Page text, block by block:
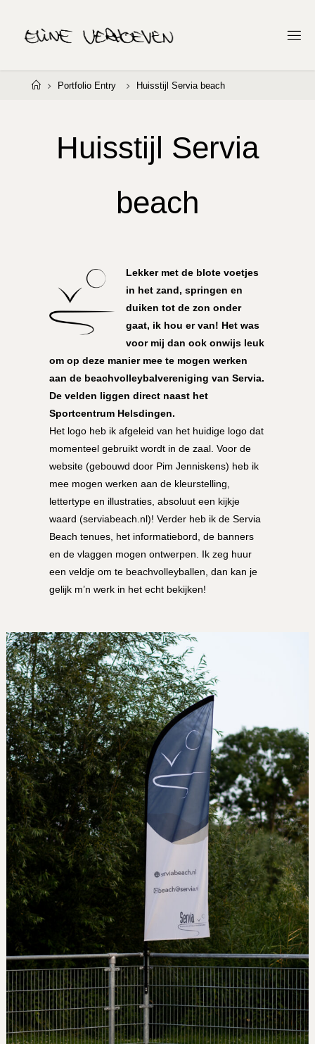
E V
HomePortfolio Entry Huisstijl Servia beach
Huisstijl Servia
beach
Lekker met de blote voetjes
in het zand, springen en
duiken tot de zon onder
gaat, ik hou er van! Het was
voor mij dan ook onwijs leuk
om op deze manier mee te mogen werken
aan de beachvolleybalvereniging vanServia.
De velden liggen direct naast het
Sportcentrum Helsdingen.
Het logo heb ik afgeleid van het huidige logo dat
momenteel gebruikt wordt in de zaal. Voor de
website (gebouwd door Pim Jenniskens) heb ik
mee mogen werken aan de kleurstelling,
lettertype en illustraties, absoluut een kijkje
waard (serviabeach.nl)! Verder heb ik de Servia
Beachtenues , het informatiebord, de banners
en de vlaggen mogen ontwerpen. Ik zeg huur
een veldje om te beachvolleyballen, dan kan je
gelijk m’n werk in het echt bekijken!